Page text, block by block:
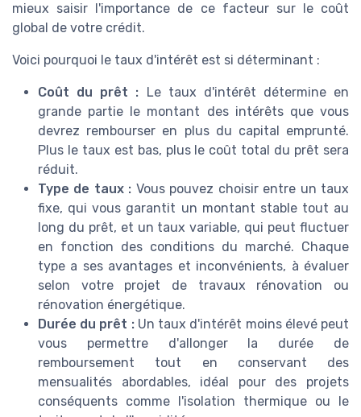
mieux saisir l'importance de ce facteur sur le coût
global de votre crédit.
Voici pourquoi le taux d'intérêt est si déterminant :
Coût du prêt : Le taux d'intérêt détermine en
grande partie le montant des intérêts que vous
devrez rembourser en plus du capital emprunté.
Plus le taux est bas, plus le coût total du prêt sera
réduit.
Type de taux : Vous pouvez choisir entre un taux
fixe, qui vous garantit un montant stable tout au
long du prêt, et un taux variable, qui peut fluctuer
en fonction des conditions du marché. Chaque
type a ses avantages et inconvénients, à évaluer
selon votre projet de travaux rénovation ou
rénovation énergétique.
Durée du prêt :Un taux d'intérêt moins élevé peut
vous permettre d'allonger la durée de
remboursement tout en conservant des
mensualités abordables, idéal pour des projets
conséquents comme l'isolation thermique ou le